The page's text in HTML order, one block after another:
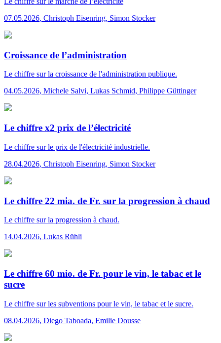
07.05.2026, Christoph Eisenring, Simon Stocker
Croissance de l’administration
Le chiffre sur la croissance de l'administration publique.
04.05.2026, Michele Salvi, Lukas Schmid, Philippe Güttinger
Le chiffre x2 prix de l’électricité
Le chiffre sur le prix de l'électricité industrielle.
28.04.2026, Christoph Eisenring, Simon Stocker
Le chiffre 22 mia. de Fr. sur la progression à chaud
Le chiffre sur la progression à chaud.
14.04.2026, Lukas Rühli
Le chiffre 60 mio. de Fr. pour le vin, le tabac et le
sucre
Le chiffre sur les subventions pour le vin, le tabac et le sucre.
08.04.2026, Diego Taboada, Emilie Dousse